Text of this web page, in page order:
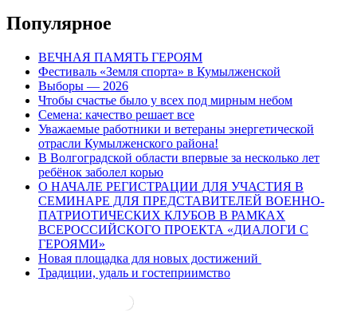
Популярное
ВЕЧНАЯ ПАМЯТЬ ГЕРОЯМ
Фестиваль «Земля спорта» в Кумылженской
Выборы — 2026
Чтобы счастье было у всех под мирным небом
Семена: качество решает все
Уважаемые работники и ветераны энергетической
отрасли Кумылженского района!
В Волгоградской области впервые за несколько лет
ребёнок заболел корью
О НАЧАЛЕ РЕГИСТРАЦИИ ДЛЯ УЧАСТИЯ В
СЕМИНАРЕ ДЛЯ ПРЕДСТАВИТЕЛЕЙ ВОЕННО-
ПАТРИОТИЧЕСКИХ КЛУБОВ В РАМКАХ
ВСЕРОССИЙСКОГО ПРОЕКТА «ДИАЛОГИ С
ГЕРОЯМИ»
Новая площадка для новых достижений
Традиции, удаль и гостеприимство